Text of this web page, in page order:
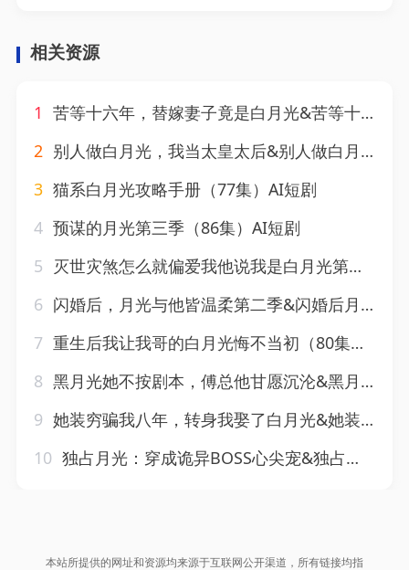
相关资源
1 苦等十六年，替嫁妻子竟是白月光&苦等十六年替嫁妻子竟是白月光（90集）AI短剧
2 别人做白月光，我当太皇太后&别人做白月光我当太皇太后（62集）AI短剧
3 猫系白月光攻略手册（77集）AI短剧
4 预谋的月光第三季（86集）AI短剧
5 灭世灾煞怎么就偏爱我他说我是白月光第一季（126集）AI短剧
6 闪婚后，月光与他皆温柔第二季&闪婚后月光与他皆温柔第二季（87集）AI短剧
7 重生后我让我哥的白月光悔不当初（80集）AI短剧
8 黑月光她不按剧本，傅总他甘愿沉沦&黑月光她不按剧本傅总他甘愿沉沦（60集）AI短剧
9 她装穷骗我八年，转身我娶了白月光&她装穷骗我八年转身我娶了白月光（42集）AI短剧
10 独占月光：穿成诡异BOSS心尖宠&独占月光穿成诡异BOSS心尖宠（61集）AI短剧
本站所提供的网址和资源均来源于互联网公开渠道，所有链接均指